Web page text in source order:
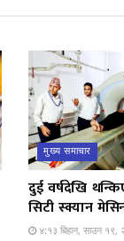
मुख्य समाचार
दुई वर्षदेखि
सिटी स्क्यान
४:१३ बिहान, साउन १९,